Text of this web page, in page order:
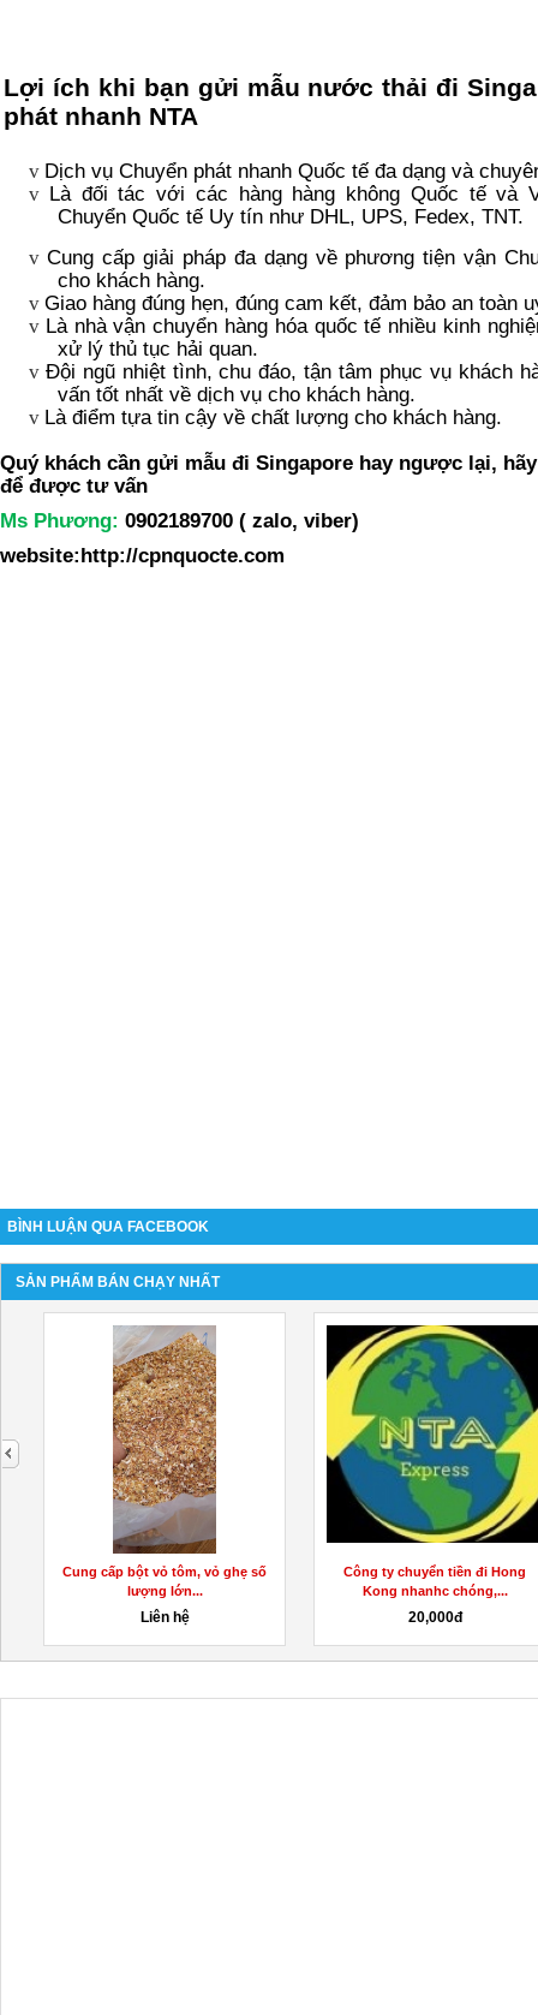
Lợi ích khi bạn gửi mẫu nước thải đi
phát nhanh NTA
v Dịch vụ Chuyển phát nhanh Quốc tế đa dạng và
v Là đối tác với các hàng hàng không Quốc tế và
Chuyển Quốc tế Uy tín như DHL, UPS, Fedex, TNT.
v Cung cấp giải pháp đa dạng về phương tiện vận
cho khách hàng.
v Giao hàng đúng hẹn, đúng cam kết, đảm bảo an toàn
v Là nhà vận chuyển hàng hóa quốc tế nhiều kinh
xử lý thủ tục hải quan.
v Đội ngũ nhiệt tình, chu đáo, tận tâm phục vụ khách
vấn tốt nhất về dịch vụ cho khách hàng.
v Là điểm tựa tin cậy về chất lượng cho khách hàng.
Quý khách cần gửi mẫu đi Singapore hay ngược lại,
để được tư vấn
Ms Phương: 0902189700 ( zalo, viber)
website:http://cpnquocte.com
BÌNH LUẬN QUA FACEBOOK
SẢN PHẨM BÁN CHẠY NHẤT
Cung cấp bột vỏ tôm, vỏ ghẹ số
lượng lớn...
Liên hệ
Công ty chuyển tiền đi Hong
Kong nhanhc chóng,...
20,000đ
next